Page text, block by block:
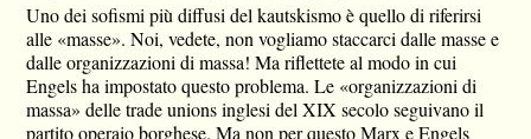
Uno dei sofismi più diffusi del kautskismo è quello di riferirsi
alle «masse». Noi, vedete, non vogliamo staccarci dalle masse e
dalle organizzazioni di massa! Ma riflettete al modo in cui
Engels ha impostato questo problema. Le «organizzazioni di
massa» delle trade unions inglesi del XIX secolo seguivano il
partito operaio borghese. Ma non per questo Marx e Engels